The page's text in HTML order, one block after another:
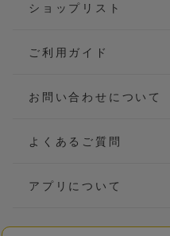
ショップリスト
ご利用ガイド
お問い合わせについて
よくあるご質問
アプリについて